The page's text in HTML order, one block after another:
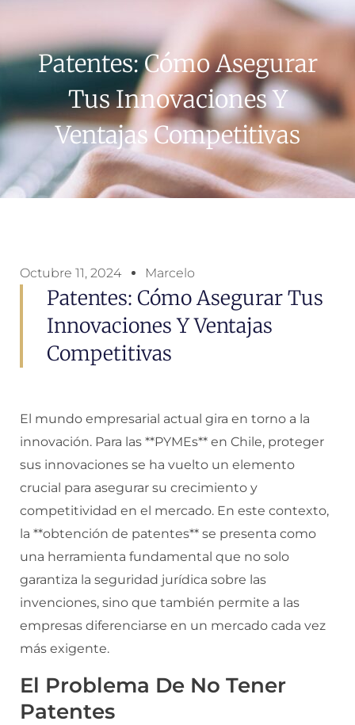
Patentes: Cómo Asegurar
Tus Innovaciones Y
Ventajas Competitivas
Octubre 11, 2024 Marcelo
Patentes: Cómo Asegurar Tus
Innovaciones Y Ventajas
Competitivas
El mundo empresarial actual gira en torno a la
innovación. Para las **PYMEs** en Chile, proteger
sus innovaciones se ha vuelto un elemento
crucial para asegurar su crecimiento y
competitividad en el mercado. En este contexto,
la **obtención de patentes** se presenta como
una herramienta fundamental que no solo
garantiza la seguridad jurídica sobre las
invenciones, sino que también permite a las
empresas diferenciarse en un mercado cada vez
más exigente.
El Problema De No Tener
Patentes